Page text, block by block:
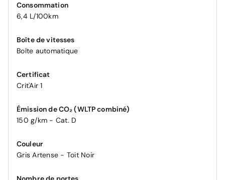
Consommation
6,4 L/100km
Boîte de vitesses
Boîte automatique
Certificat
Crit'Air 1
Émission de CO₂ (WLTP combiné)
150 g/km - Cat. D
Couleur
Gris Artense - Toit Noir